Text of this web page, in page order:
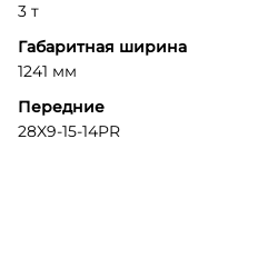
3 т
Габаритная ширина
1241 мм
Передние
28X9-15-14PR